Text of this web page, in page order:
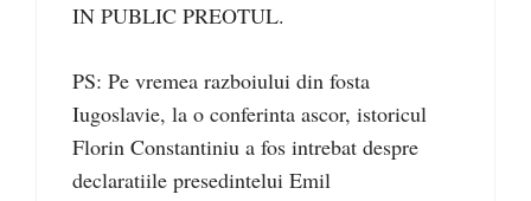
IN PUBLIC PREOTUL.
PS: Pe vremea razboiului din fosta
Iugoslavie, la o conferinta ascor, istoricul
Florin Constantiniu a fos intrebat despre
declaratiile presedintelui Emil